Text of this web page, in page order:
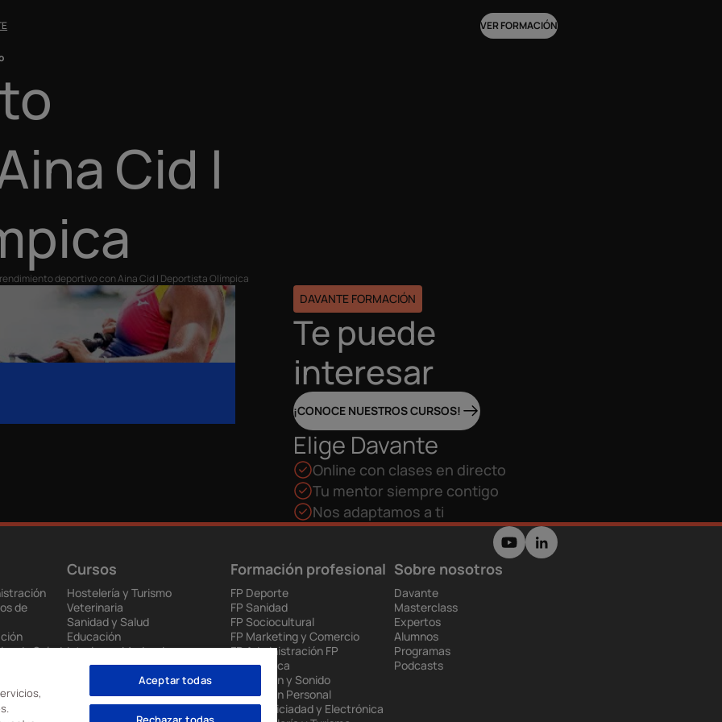
VER FORMACIÓN
Cid |
deportivo con Aina Cid | Deportista Olímpica
DAVANTE FORMACIÓN
Te puede
interesar
¡CONOCE NUESTROS CURSOS!
Elige Davante
Online con clases en directo
Tu mentor siempre contigo
Nos adaptamos a ti
de
de Salud
Cursos
Hostelería y Turismo
Veterinaria
Sanidad y Salud
Educación
Interiores, Moda e Imagen
Audiovisuales
Ventas y Marketing
Videojuegos
Renovables
Formación profesional
FP Deporte
FP Sanidad
FP Sociocultural
FP Marketing y Comercio
FP Administración FP
Informática
FP Imagen y Sonido
FP Imagen Personal
FP Electriciadad y Electrónica
Sobre nosotros
Davante
Masterclass
Expertos
Alumnos
Programas
Podcasts
Aceptar todas